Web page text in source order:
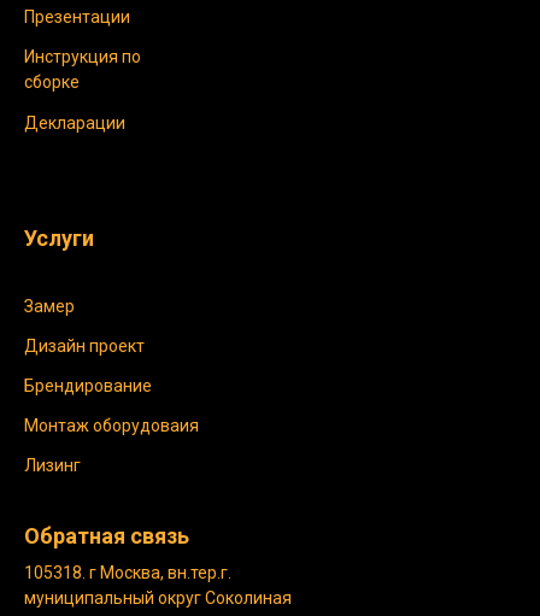
Обратная связь
Инструкция по
сборке
Услуги
Декларации
105318. г Москва, вн.тер.г.
муниципальный округ Соколиная
Замер
Монтаж оборудоваия
Презентации
Дизайн проект
Лизинг
Брендирование